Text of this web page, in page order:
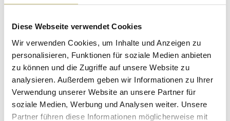
Diese Webseite verwendet Cookies
Wir verwenden Cookies, um Inhalte und Anzeigen zu
personalisieren, Funktionen für soziale Medien anbieten
zu können und die Zugriffe auf unsere Website zu
analysieren. Außerdem geben wir Informationen zu Ihrer
Verwendung unserer Website an unsere Partner für
soziale Medien, Werbung und Analysen weiter. Unsere
Partner führen diese Informationen möglicherweise mit
Zwischenhändler
Kundenbetreuung
mit bester
Bewertung
Gut verpackt für
beschädigungsfreie
Lieferung
Designed in
Germany
1 Monat risikofreies
Rückgaberecht